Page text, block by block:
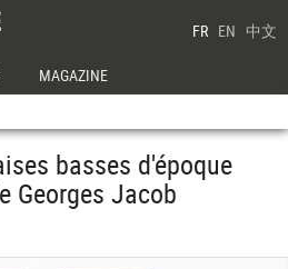
FR EN 中文
MAGAZINE
basses d'époque
Georges Jacob